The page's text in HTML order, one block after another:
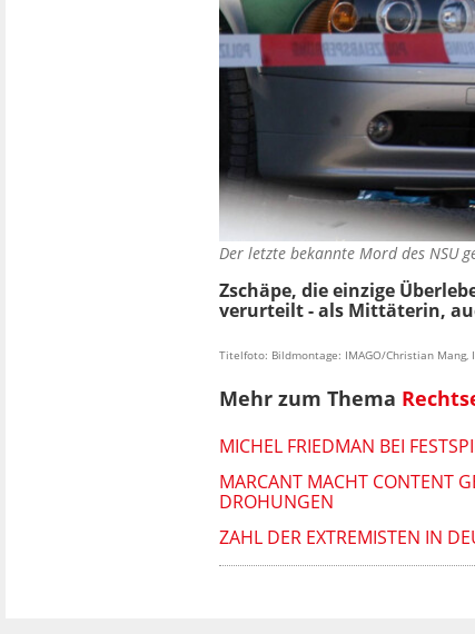
Der letzte bekannte Mord des NSU
Zschäpe, die einzige
verurteilt - als Mittäterin,
Titelfoto: Bildmontage: IMAGO/Christian Mang,
Mehr zum Thema
MICHEL FRIEDMAN BEI
MARCANT MACHT CONTENT
DROHUNGEN
ZAHL DER EXTREMISTEN IN